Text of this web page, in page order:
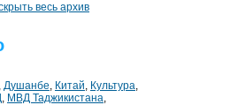
весь архив
, Душанбе, Китай, Культура,
, МВД Таджикистана,